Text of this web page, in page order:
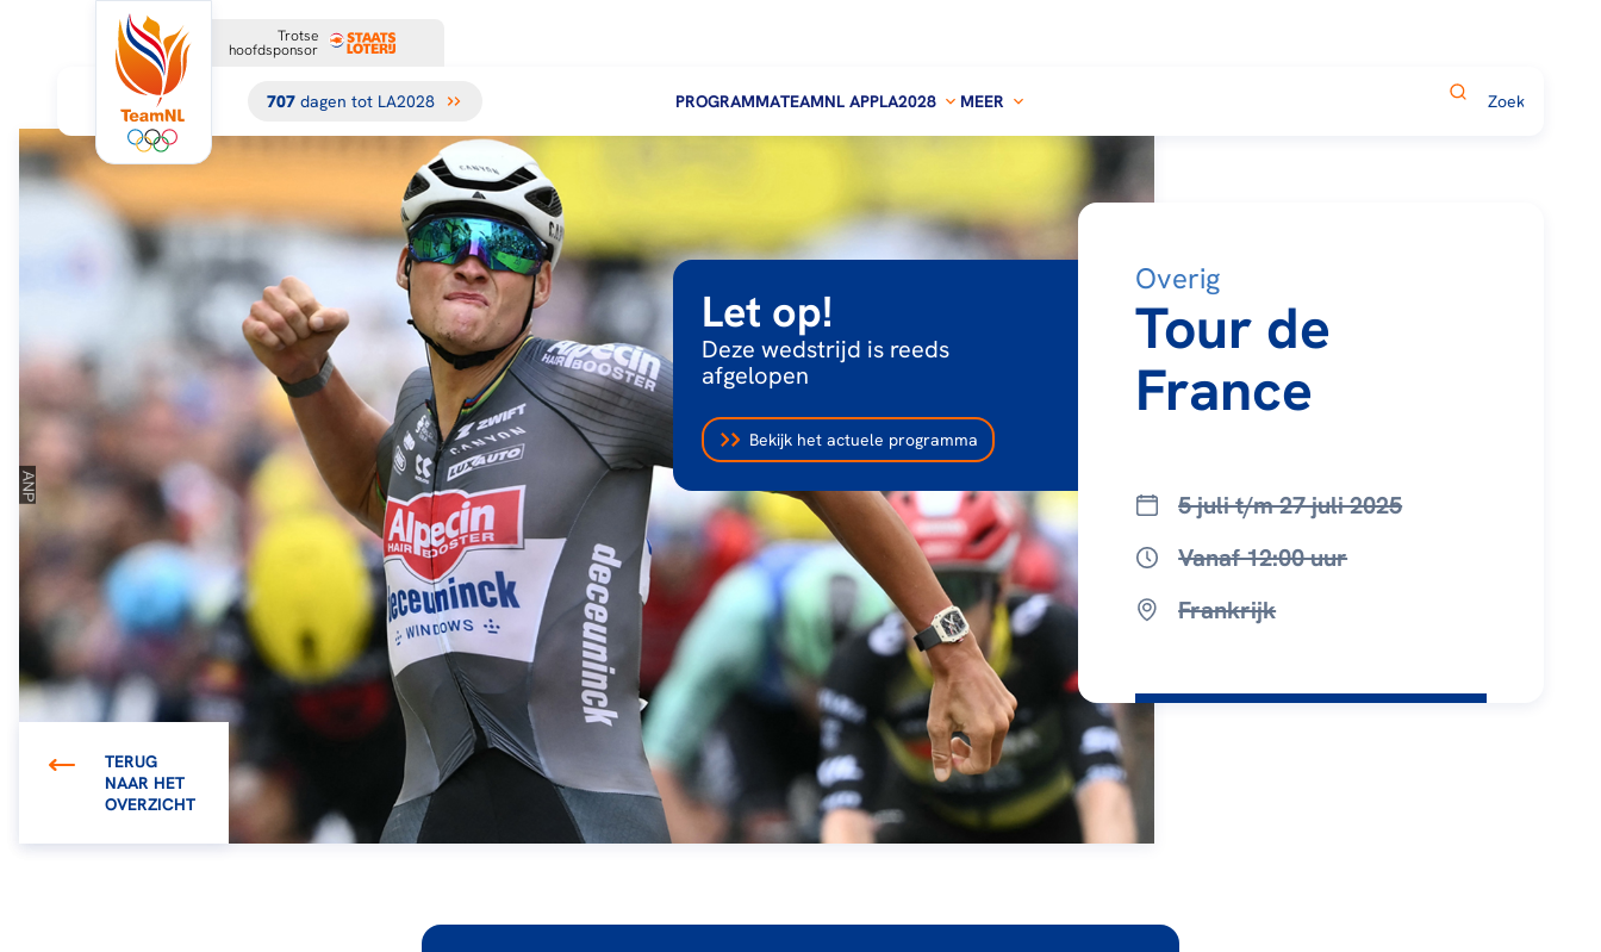
Trotse
hoofdsponsor
707 dagen tot LA2028 PROGRAMMATEAMNL APPLA2028 MEER
TERUG
NAAR HET
OVERZICHT
Let op!
Deze wedstrijd is reeds
afgelopen
Bekijk het actuele programma
Overig
Tour de
France
5 juli t/m 27 juli 2025
Vanaf 12:00 uur
Frankrijk